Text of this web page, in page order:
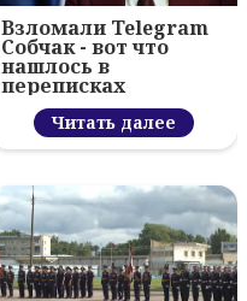
Взломали Telegram
Собчак - вот что
нашлось в
переписках
Читать далее